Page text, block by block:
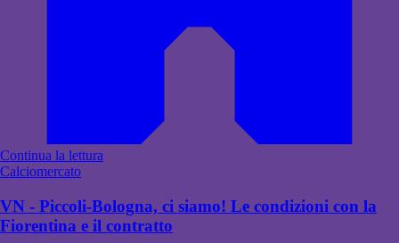
Continua la lettura
Calciomercato
VN - Piccoli-Bologna, ci siamo! Le condizioni con la
Fiorentina e il contratto